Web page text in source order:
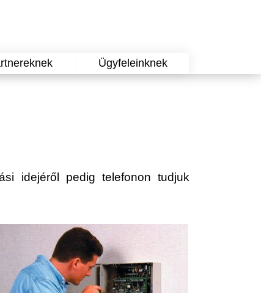
Ügyfeleinknek
idejéről pedig telefonon tudjuk